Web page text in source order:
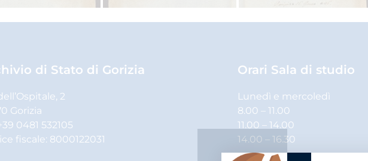
di Stato di Gorizia
2
Gorizia
0481 532105
fiscale: 8000122031
Orari Sala di studio
Lunedì e mercoledì
8.00 – 11.00
11.00 – 14.00
14.00 – 16.30